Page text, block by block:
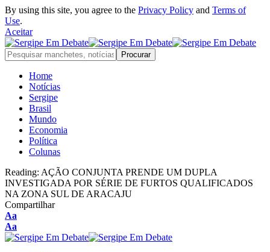
By using this site, you agree to the Privacy Policy and Terms of
Use.
Aceitar
Home
Notícias
Sergipe
Brasil
Mundo
Economia
Política
Colunas
Reading: AÇÃO CONJUNTA PRENDE UM DUPLA
INVESTIGADA POR SÉRIE DE FURTOS QUALIFICADOS
NA ZONA SUL DE ARACAJU
Compartilhar
Font
Resizer
Aa
Font
Resizer
Aa